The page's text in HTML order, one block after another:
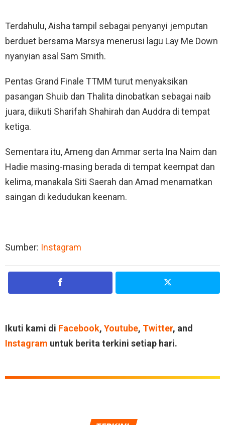
Terdahulu, Aisha tampil sebagai penyanyi jemputan
berduet bersama Marsya menerusi lagu Lay Me Down
nyanyian asal Sam Smith.
Pentas Grand Finale TTMM turut menyaksikan
pasangan Shuib dan Thalita dinobatkan sebagai naib
juara, diikuti Sharifah Shahirah dan Auddra di tempat
ketiga.
Sementara itu, Ameng dan Ammar serta Ina Naim dan
Hadie masing-masing berada di tempat keempat dan
kelima, manakala Siti Saerah dan Amad menamatkan
saingan di kedudukan keenam.
Sumber: Instagram
Ikuti kami di Facebook, Youtube, Twitter, and
Instagram untuk berita terkini setiap hari.